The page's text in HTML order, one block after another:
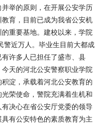
举的原则，在开展公安学历
育，目前已成为我省公安机
重要基地。建校以来，学院
警近万人。毕业生目前大都成
许多人已担任了盛市、县
今天的河北公安警察职业学院
淀，承载着河北公安教育的
荣使命，警院充满着生机和
决心在省公安厅党委的领导
有公安特色的素质教育为主